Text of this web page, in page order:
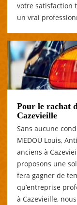
votre satisfaction
un vrai
Pour le rachat
Cazevieille
Sans aucune
MEDOU Louis,
anciens à
proposons une
fera gagner de
qu’entreprise
à Cazevieille,